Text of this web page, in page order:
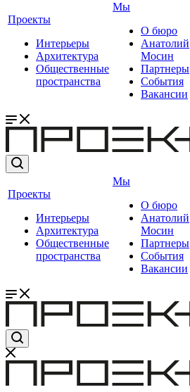
Проекты
Интерьеры
Архитектура
Общественные
пространства
Мы
О бюро
Анатолий
Мосин
Партнеры
События
Вакансии
Проекты
Интерьеры
Архитектура
Общественные
пространства
Мы
О бюро
Анатолий
Мосин
Партнеры
События
Вакансии